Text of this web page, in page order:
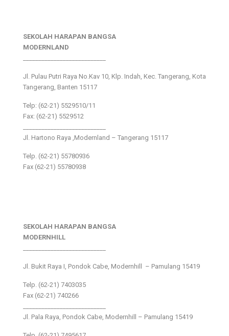
SEKOLAH HARAPAN BANGSA
MODERNLAND
Jl. Pulau Putri Raya No.Kav 10, Klp. Indah, Kec. Tangerang, Kota
Tangerang, Banten 15117
Telp: (62-21) 5529510/11
Fax: (62-21) 5529512
Jl. Hartono Raya ,Modernland – Tangerang 15117
Telp. (62-21) 55780936
Fax (62-21) 55780938
SEKOLAH HARAPAN BANGSA
MODERNHILL
Jl. Bukit Raya I, Pondok Cabe, Modernhill – Pamulang 15419
Telp. (62-21) 7403035
Fax (62-21) 740266
Jl. Pala Raya, Pondok Cabe, Modernhill – Pamulang 15419